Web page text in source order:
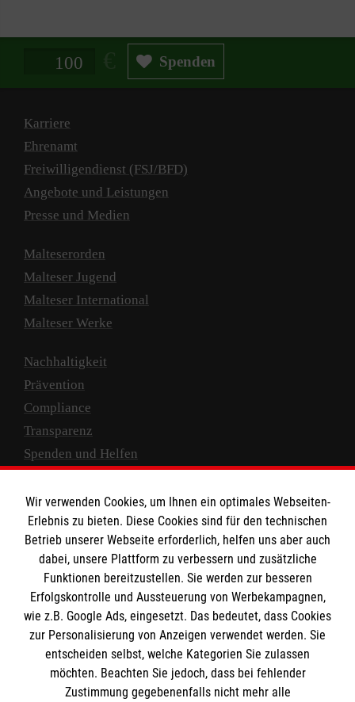
Spendenbetrag in Euro Spenden
Karriere
Ehrenamt
Freiwilligendienst (FSJ/BFD)
Angebote und Leistungen
Presse und Medien
Malteserorden
Malteser Jugend
Malteser International
Malteser Werke
Nachhaltigkeit
Prävention
Compliance
Transparenz
Spenden und Helfen
Empfänger: Malteser Hilfsdienst e.V.
IBAN: DE10 3706 0120 1201 2000 12
BIC: GENODED 1PA7
Wir verwenden Cookies, um Ihnen ein optimales Webseiten-
Erlebnis zu bieten. Diese Cookies sind für den technischen
Betrieb unserer Webseite erforderlich, helfen uns aber auch
dabei, unsere Plattform zu verbessern und zusätzliche
Funktionen bereitzustellen. Sie werden zur besseren
Erfolgskontrolle und Aussteuerung von Werbekampagnen,
wie z.B. Google Ads, eingesetzt. Das bedeutet, dass Cookies
zur Personalisierung von Anzeigen verwendet werden. Sie
entscheiden selbst, welche Kategorien Sie zulassen
möchten. Beachten Sie jedoch, dass bei fehlender
Zustimmung gegebenenfalls nicht mehr alle